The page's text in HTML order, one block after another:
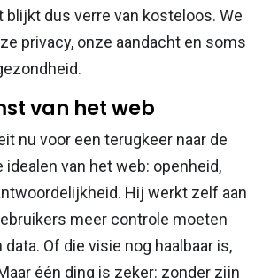
blijkt dus verre van kosteloos. We
privacy, onze aandacht en soms
van het web
nu voor een terugkeer naar de
van het web: openheid,
Hij werkt zelf aan
meer controle moeten
Of die visie nog haalbaar is,
één ding is zeker: zonder zijn